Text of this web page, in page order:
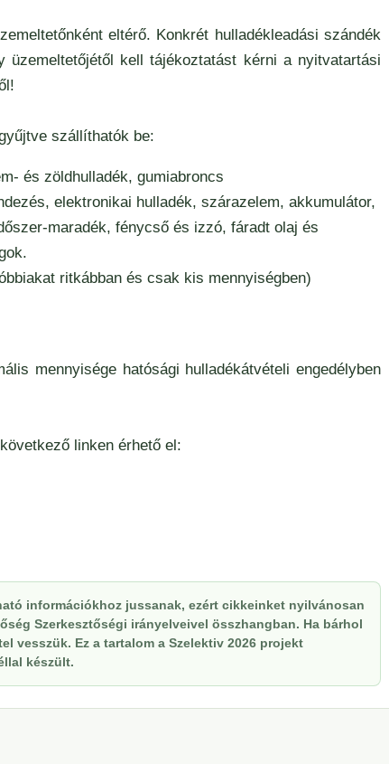
eltérő. Konkrét hulladékleadási szándék
üzemeltetőjétől kell tájékoztatást kérni a nyitvatartási
szállíthatók be:
és zöldhulladék, gumiabroncs
elektronikai hulladék, szárazelem, akkumulátor,
maradék, fénycső és izzó, fáradt olaj és
ritkábban és csak kis mennyiségben)
mennyisége hatósági hulladékátvételi engedélyben
linken érhető el:
információkhoz jussanak, ezért cikkeinket nyilvánosan
Szerkesztőségi irányelveivel összhangban. Ha bárhol
vesszük. Ez a tartalom a Szelektiv 2026 projekt
készült.